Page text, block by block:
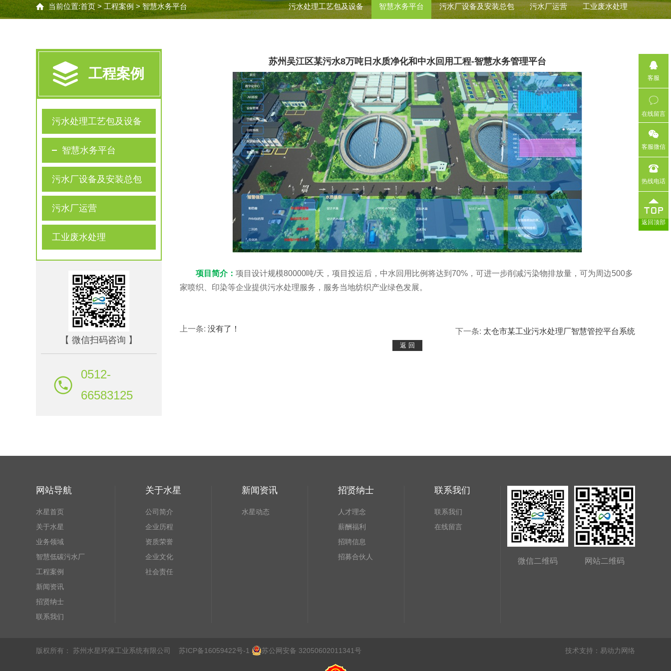
当前位置:首页>工程案例 >智慧水务平台 污水处理工艺包及设备 智慧水务平台 污水厂设备及安装总包 污水厂运营 工业废水处理
工程案例
污水处理工艺包及设备
智慧水务平台
污水厂设备及安装总包
污水厂运营
工业废水处理
【 微信扫码咨询 】
0512-
66583125
苏州吴江区某污水8万吨日水质净化和中水回用工程-智慧水务管理平台
项目简介： 项目设计规模80000吨/天，项目投运后，中水回用比例将达到70%，可进一步削减污染物排放量，可为周边500多
家喷织、印染等企业提供污水处理服务，服务当地纺织产业绿色发展。
上一条: 没有了！ 下一条: 太仓市某工业污水处理厂智慧管控平台系统
网站导航
水星首页
关于水星
业务领域
智慧低碳污水厂
工程案例
新闻资讯
招贤纳士
联系我们
关于水星
公司简介
企业历程
资质荣誉
企业文化
社会责任
新闻资讯
水星动态
招贤纳士
人才理念
薪酬福利
招聘信息
招募合伙人
联系我们
联系我们
在线留言
微信二维码 网站二维码
版权所有： 苏州水星环保工业系统有限公司 苏ICP备16059422号-1 苏公网安备 32050602011341号 技术支持： 易动力网络
客服
在线留言
客服微信
热线电话
返回顶部